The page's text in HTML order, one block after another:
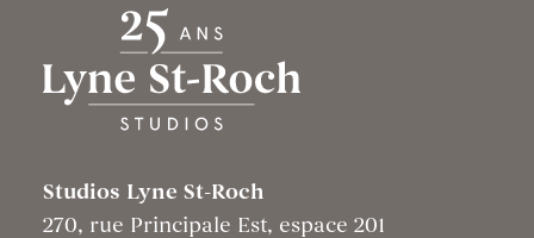
Studios Lyne St-Roch
270, rue Principale Est, espace 201